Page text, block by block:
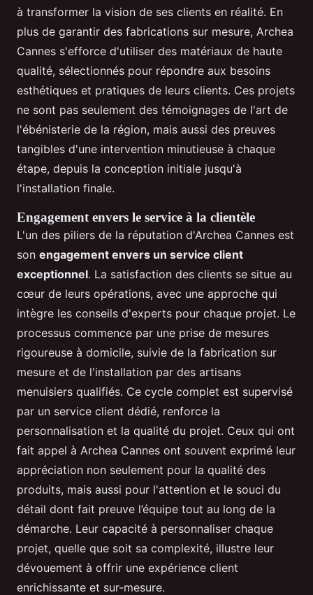
à transformer la vision de ses clients en réalité. En
plus de garantir des fabrications sur mesure, Archea
Cannes s'efforce d'utiliser des matériaux de haute
qualité, sélectionnés pour répondre aux besoins
esthétiques et pratiques de leurs clients. Ces projets
ne sont pas seulement des témoignages de l'art de
l'ébénisterie de la région, mais aussi des preuves
tangibles d'une intervention minutieuse à chaque
étape, depuis la conception initiale jusqu'à
l'installation finale.
Engagement envers le service à la clientèle
L'un des piliers de la réputation d'Archea Cannes est
son engagement envers un service client
exceptionnel. La satisfaction des clients se situe au
cœur de leurs opérations, avec une approche qui
intègre les conseils d'experts pour chaque projet. Le
processus commence par une prise de mesures
rigoureuse à domicile, suivie de la fabrication sur
mesure et de l'installation par des artisans
menuisiers qualifiés. Ce cycle complet est supervisé
par un service client dédié, renforce la
personnalisation et la qualité du projet. Ceux qui ont
fait appel à Archea Cannes ont souvent exprimé leur
appréciation non seulement pour la qualité des
produits, mais aussi pour l'attention et le souci du
détail dont fait preuve l’équipe tout au long de la
démarche. Leur capacité à personnaliser chaque
projet, quelle que soit sa complexité, illustre leur
dévouement à offrir une expérience client
enrichissante et sur-mesure.